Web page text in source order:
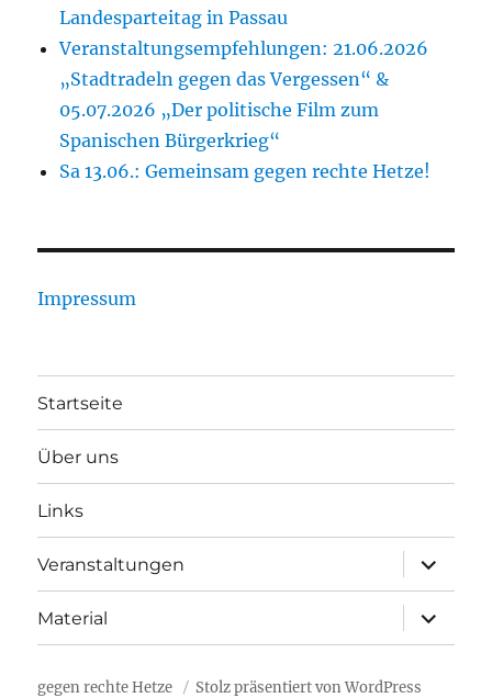
Landesparteitag in Passau
Veranstaltungsempfehlungen: 21.06.2026
„Stadtradeln gegen das Vergessen“ &
05.07.2026 „Der politische Film zum
Spanischen Bürgerkrieg“
Sa 13.06.: Gemeinsam gegen rechte Hetze!
Impressum
Startseite
Über uns
Links
Veranstaltungen
öffnen
Material
öffnen
gegen rechte Hetze Stolz präsentiert von WordPress